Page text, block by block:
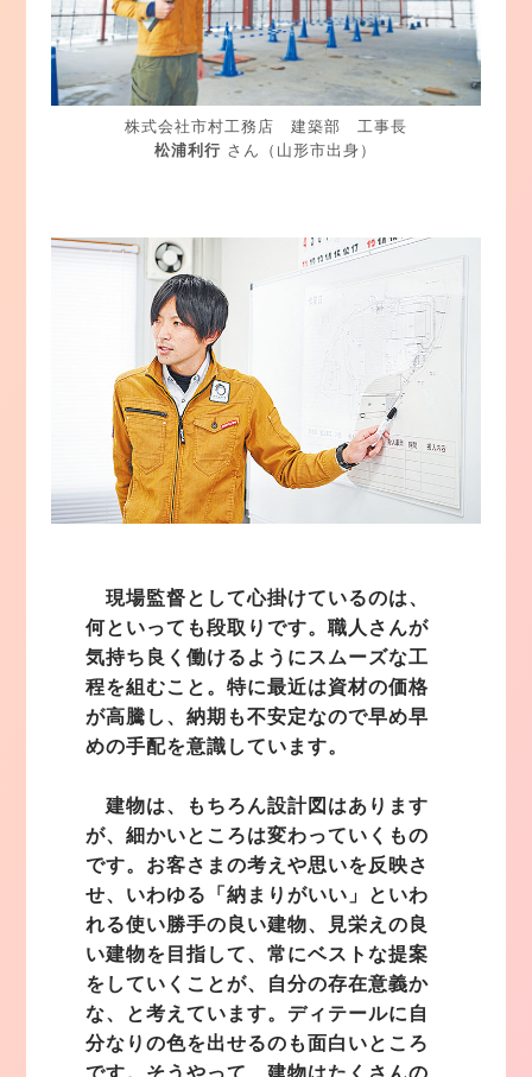
株式会社市村工務店 建築部 工事長
松浦利行 さん（山形市出身）
現場監督として心掛けているのは、
何といっても段取りです。職人さんが
気持ち良く働けるようにスムーズな工
程を組むこと。特に最近は資材の価格
が高騰し、納期も不安定なので早め早
めの手配を意識しています。
建物は、もちろん設計図はあります
が、細かいところは変わっていくもの
です。お客さまの考えや思いを反映さ
せ、いわゆる「納まりがいい」といわ
れる使い勝手の良い建物、見栄えの良
い建物を目指して、常にベストな提案
をしていくことが、自分の存在意義か
な、と考えています。ディテールに自
分なりの色を出せるのも面白いところ